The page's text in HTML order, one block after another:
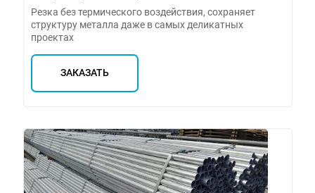
Резка без термического воздействия, сохраняет
структуру металла даже в самых деликатных
проектах
ЗАКАЗАТЬ